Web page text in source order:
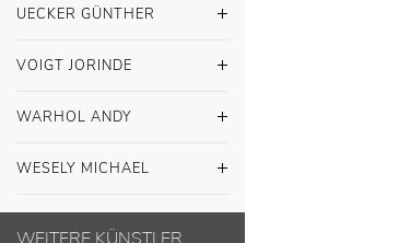
UECKER GÜNTHER
VOIGT JORINDE
WARHOL ANDY
WESELY MICHAEL